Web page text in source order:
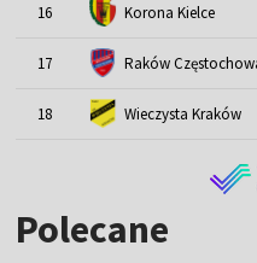
16 Korona Kielce
17 Raków
18 Wieczysta Kraków
Polecane